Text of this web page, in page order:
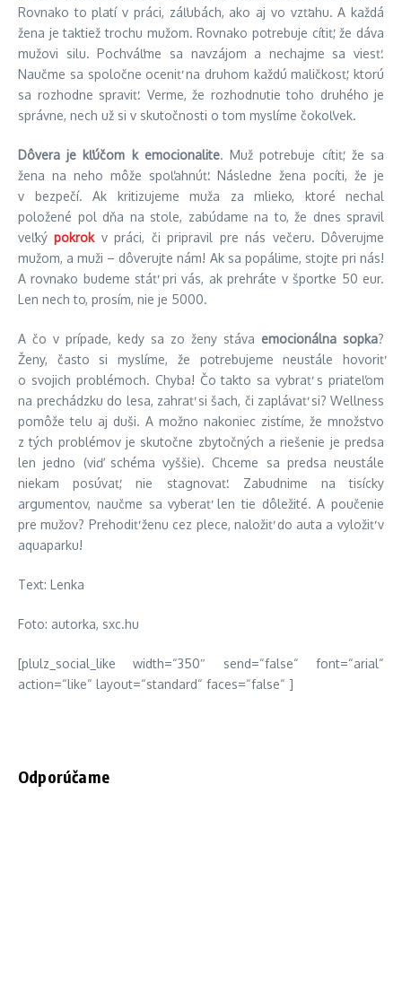
Rovnako to platí v práci, záľubách, ako aj vo vzťahu. A každá
žena je taktiež trochu mužom. Rovnako potrebuje cítiť, že dáva
mužovi silu. Pochváľme sa navzájom a nechajme sa viesť.
Naučme sa spoločne oceniť na druhom každú maličkosť, ktorú
sa rozhodne spraviť. Verme, že rozhodnutie toho druhého je
správne, nech už si v skutočnosti o tom myslíme čokoľvek.
Dôvera je kľúčom k emocionalite. Muž potrebuje cítiť, že sa
žena na neho môže spoľahnúť. Následne žena pocíti, že je
v bezpečí. Ak kritizujeme muža za mlieko, ktoré nechal
položené pol dňa na stole, zabúdame na to, že dnes spravil
veľkýpokrokv práci, či pripravil pre nás večeru. Dôverujme
mužom, a muži – dôverujte nám! Ak sa popálime, stojte pri nás!
A rovnako budeme stáť pri vás, ak prehráte v športke 50 eur.
Len nech to, prosím, nie je 5000.
A čo v prípade, kedy sa zo ženy stáva emocionálna sopka?
Ženy, často si myslíme, že potrebujeme neustále hovoriť
o svojich problémoch. Chyba! Čo takto sa vybrať s priateľom
na prechádzku do lesa, zahrať si šach, či zaplávať si? Wellness
pomôže telu aj duši. A možno nakoniec zistíme, že množstvo
z tých problémov je skutočne zbytočných a riešenie je predsa
len jedno (viď schéma vyššie). Chceme sa predsa neustále
niekam posúvať, nie stagnovať. Zabudnime na tisícky
argumentov, naučme sa vyberať len tie dôležité. A poučenie
pre mužov? Prehodiť ženu cez plece, naložiť do auta a vyložiť v
aquaparku!
Text: Lenka
Foto: autorka, sxc.hu
[plulz_social_like width=“350″ send=“false“ font=“arial“
action=“like“ layout=“standard“ faces=“false“ ]
Odporúčame